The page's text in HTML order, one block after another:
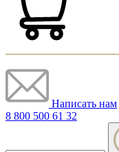
Написать нам
8 800 500 61 32